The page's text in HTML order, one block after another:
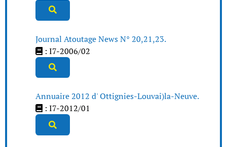
Journal Atoutage News N° 20,21,23.
: I7-2006/02
Annuaire 2012 d' Ottignies-Louvai)la-Neuve.
: I7-2012/01